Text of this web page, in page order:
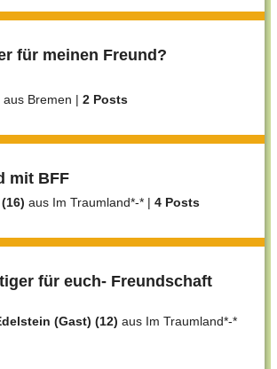
für meinen Freund?
aus Bremen | 2 Posts
mit BFF
aus Im Traumland*-* | 4 Posts
für euch- Freundschaft
(Gast) (12) aus Im Traumland*-*